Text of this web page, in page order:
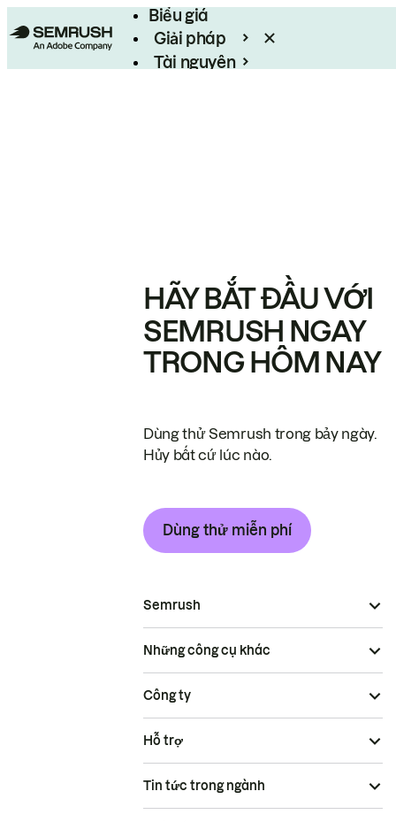
Biểu giá
Giải pháp
Tài nguyên
HÃY BẮT ĐẦU VỚI
SEMRUSH NGAY
TRONG HÔM NAY
Dùng thử Semrush trong bảy ngày.
Hủy bất cứ lúc nào.
Dùng thử miễn phí
Semrush
Những công cụ khác
Công ty
Hỗ trợ
Tin tức trong ngành